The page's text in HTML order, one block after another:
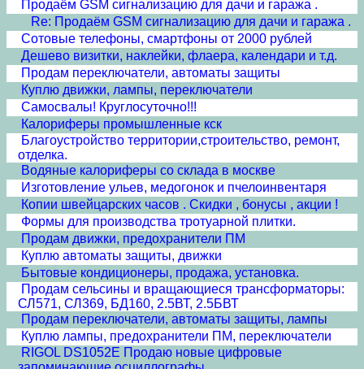
Продаём GSM сигнализацию для дачи и гаража .
Re: Продаём GSM сигнализацию для дачи и гаража .
Сотовые телефоны, смартфоны от 2000 рублей
Дешево визитки, наклейки, флаера, календари и т.д.
Продам переключатели, автоматы защиты
Куплю движки, лампы, переключатели
Самосвалы! Круглосуточно!!!
Калориферы промышленные кск
Благоустройство территории,строительство, ремонт,
отделка.
Водяные калориферы со склада в москве
Изготовление ульев, медогонок и пчелоинвентаря
Копии швейцарских часов . Скидки , бонусы , акции !
Формы для производства тротуарной плитки.
Продам движки, предохранители ПМ
Куплю автоматы защиты, движки
Бытовые кондиционеры, продажа, установка.
Продам сельсины и врaщающиеся трансформаторы:
СЛ571, СЛ369, БД160, 2.5ВТ, 2.5БВТ
Продам переключатели, автоматы защиты, лампы
Куплю лампы, предохранители ПМ, переключатели
RIGOL DS1052E Продаю новые цифровые